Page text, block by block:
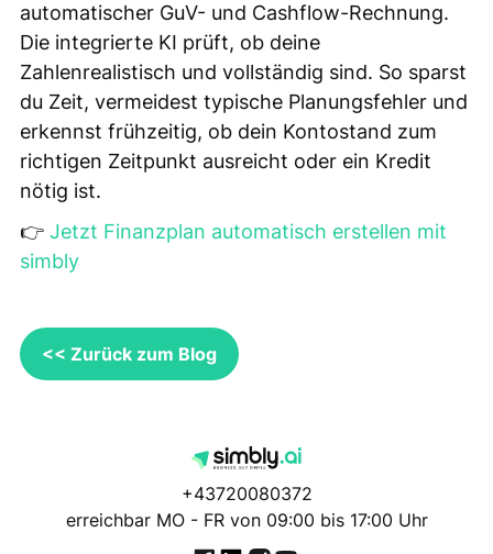
automatischer GuV- und Cashflow-Rechnung.
Die integrierte KI prüft, ob deine
Zahlenrealistisch und vollständig sind. So sparst
du Zeit, vermeidest typische Planungsfehler und
erkennst frühzeitig, ob dein Kontostand zum
richtigen Zeitpunkt ausreicht oder ein Kredit
nötig ist.
👉Jetzt Finanzplan automatisch erstellen mit
simbly
<< Zurück zum Blog
+43720080372
erreichbar MO - FR von 09:00 bis 17:00 Uhr